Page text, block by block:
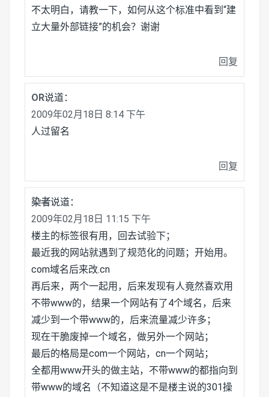
不太明白，请教一下，如何从这个标准中看到“建
立大量外部链接”的机会？谢谢
回复
OR说道：
2009年02月18日 8:14 下午
人过留名
回复
染者说道：
2009年02月18日 11:15 下午
楼主的标签很有用，回去试验下；
最近我的网站就遇到了规范化的问题；开始用。
com域名后来改.cn
再后来，两个一起用，后来发现有人竟然喜欢用
不带www的，结果一个网站有了4个域名，后来
减少到一个带www的，后来流量减少许多；
现在干脆废掉一个域名，做另外一个网站；
最后的格局是com一个网站，cn一个网站；
全都用www开头的做主站，不带www的都指向到
带www的域名（不知道这是不是楼主说的301操